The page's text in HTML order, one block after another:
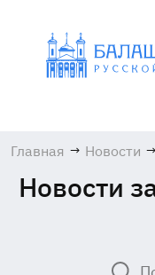
Главная → Новости →
Новости